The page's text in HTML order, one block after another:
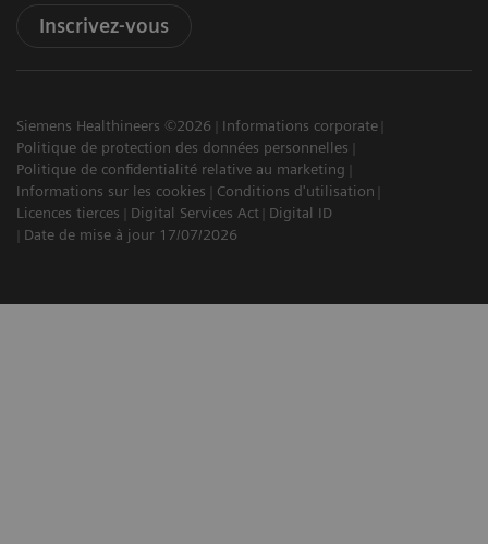
Inscrivez-vous
Siemens Healthineers ©2026
Informations corporate
Politique de protection des données personnelles
Politique de confidentialité relative au marketing
Informations sur les cookies
Conditions d'utilisation
Licences tierces
Digital Services Act
Digital ID
Date de mise à jour 17/07/2026